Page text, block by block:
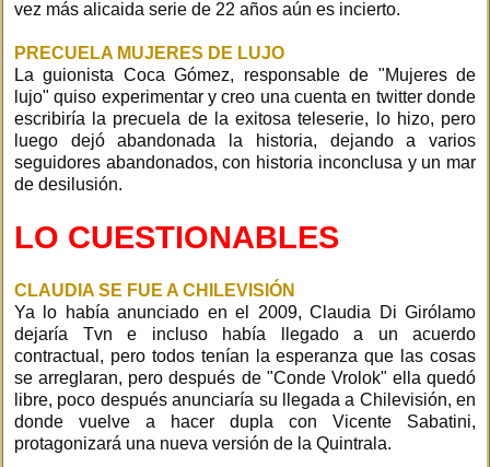
vez más alicaida serie de 22 años aún es incierto.
PRECUELA MUJERES DE LUJO
La guionista Coca Gómez, responsable de "Mujeres de
lujo" quiso experimentar y creo una cuenta en twitter donde
escribiría la precuela de la exitosa teleserie, lo hizo, pero
luego dejó abandonada la historia, dejando a varios
seguidores abandonados, con historia inconclusa y un mar
de desilusión.
LO CUESTIONABLES
CLAUDIA SE FUE A CHILEVISIÓN
Ya lo había anunciado en el 2009, Claudia Di Girólamo
dejaría Tvn e incluso había llegado a un acuerdo
contractual, pero todos tenían la esperanza que las cosas
se arreglaran, pero después de "Conde Vrolok" ella quedó
libre, poco después anunciaría su llegada a Chilevisión, en
donde vuelve a hacer dupla con Vicente Sabatini,
protagonizará una nueva versión de la Quintrala.